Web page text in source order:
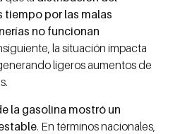
por las malas
no funcionan
la situación impacta
ligeros aumentos de
la gasolina mostró un
. En términos nacionales,